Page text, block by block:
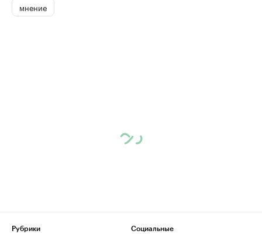
мнение
Рубрики
Социальные